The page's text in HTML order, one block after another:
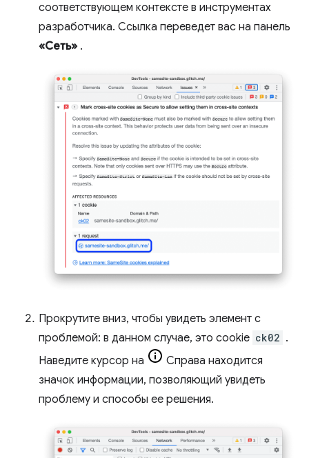
соответствующем контексте в инструментах
разработчика. Ссылка переведет вас на панель
«Сеть» .
Прокрутите вниз, чтобы увидеть элемент с
проблемой: в данном случае, это cookie ck02 .
Наведите курсор на
Справа находится
значок информации, позволяющий увидеть
проблему и способы ее решения.